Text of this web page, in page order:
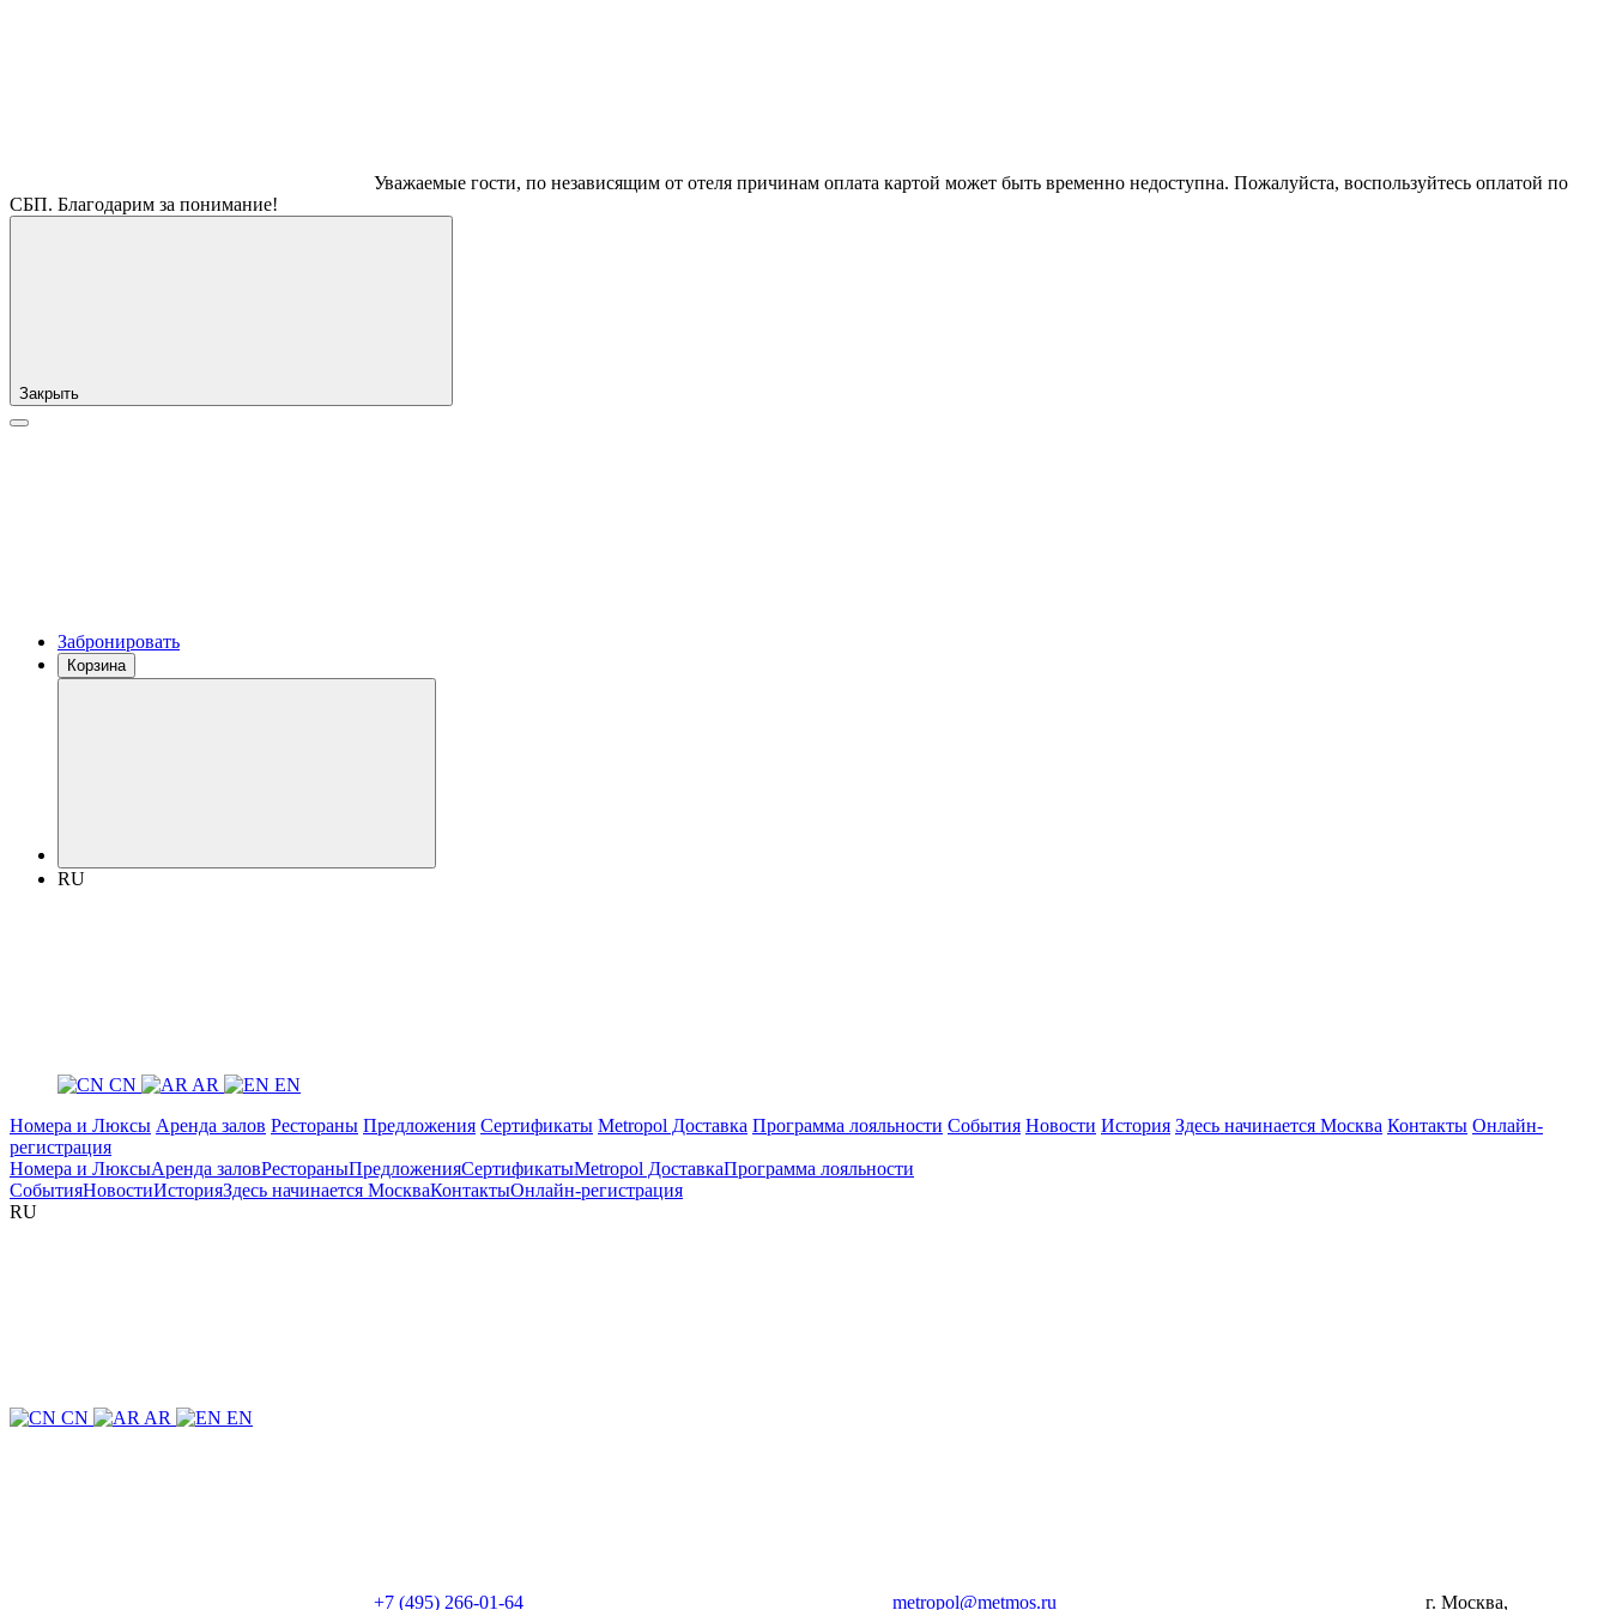
Уважаемые гости, по независящим от отеля причинам оплата картой может быть временно недоступна. Пожалуйста, воспользуйтесь оплатой по
СБП. Благодарим за понимание!
Закрыть
Забронировать
Корзина
RU
CN AR
EN
Номера и Люксы Аренда залов Рестораны Предложения Сертификаты Metropol Доставка Программа лояльности События Новости История Здесь начинается Москва Контакты Онлайн-
регистрация
Номера и ЛюксыАренда заловРестораныПредложенияСертификатыMetropol ДоставкаПрограмма лояльности
СобытияНовостиИсторияЗдесь начинается МоскваКонтактыОнлайн-регистрация
RU
CN AR EN
+7 (495) 266-01-64 metropol@metmos.ru г. Москва,